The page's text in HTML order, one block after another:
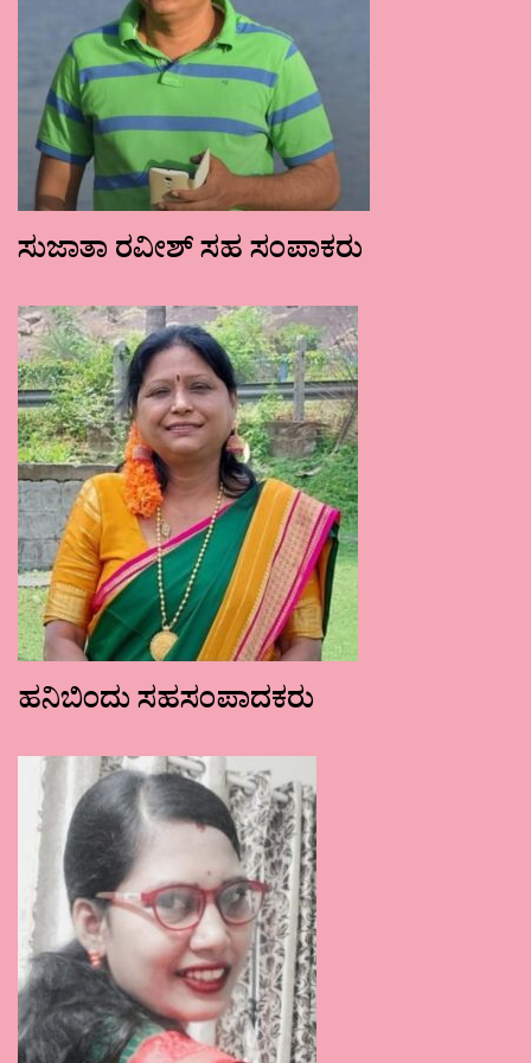
ಸುಜಾತಾ ರವೀಶ್ ಸಹ ಸಂಪಾಕರು
ಹನಿಬಿಂದು ಸಹಸಂಪಾದಕರು